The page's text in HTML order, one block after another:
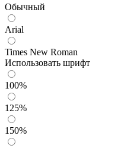
Обычный
Arial
Times New Roman
Использовать шрифт
100%
125%
150%